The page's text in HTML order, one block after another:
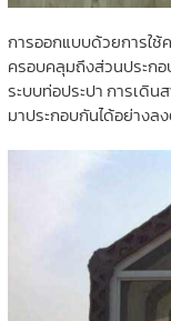
การออกแบบด้วยการใ
ครอบคลุมถึงส่วนประก
ระบบท่อประปา การเดิน
มาประกอบกันได้อย่างล